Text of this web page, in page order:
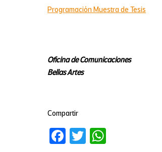
Programación Muestra de Tesis
Oficina de Comunicaciones
Bellas Artes
Compartir
Facebook
TwitterWhatsApp